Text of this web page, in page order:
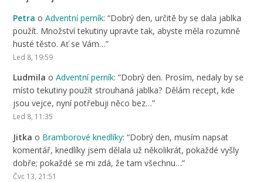
Petra oAdventní perník: “Dobrý den, určitě by se dala jablka
použít. Množství tekutiny upravte tak, abyste měla rozumně
husté těsto. Ať se Vám…”
Led 8, 19:59
Ludmila oAdventní perník: “Dobrý den. Prosím, nedaly by se
místo tekutiny použít strouhaná jablka? Dělám recept, kde
jsou vejce, nyní potřebuji něco bez…”
Led 8, 11:35
Jitka o Bramborové knedlíky: “Dobrý den, musím napsat
komentář, knedlíky jsem dělala už několikrát, pokaždé vyšly
dobře; pokaždé se mi zdá, že tam všechnu…”
Čvc 13, 21:51